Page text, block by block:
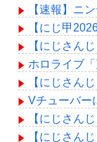
【速報】ニ
【にじ甲
【にじさん
ホロライブ
【にじさん
Vチューバー
【にじさん
【にじさん